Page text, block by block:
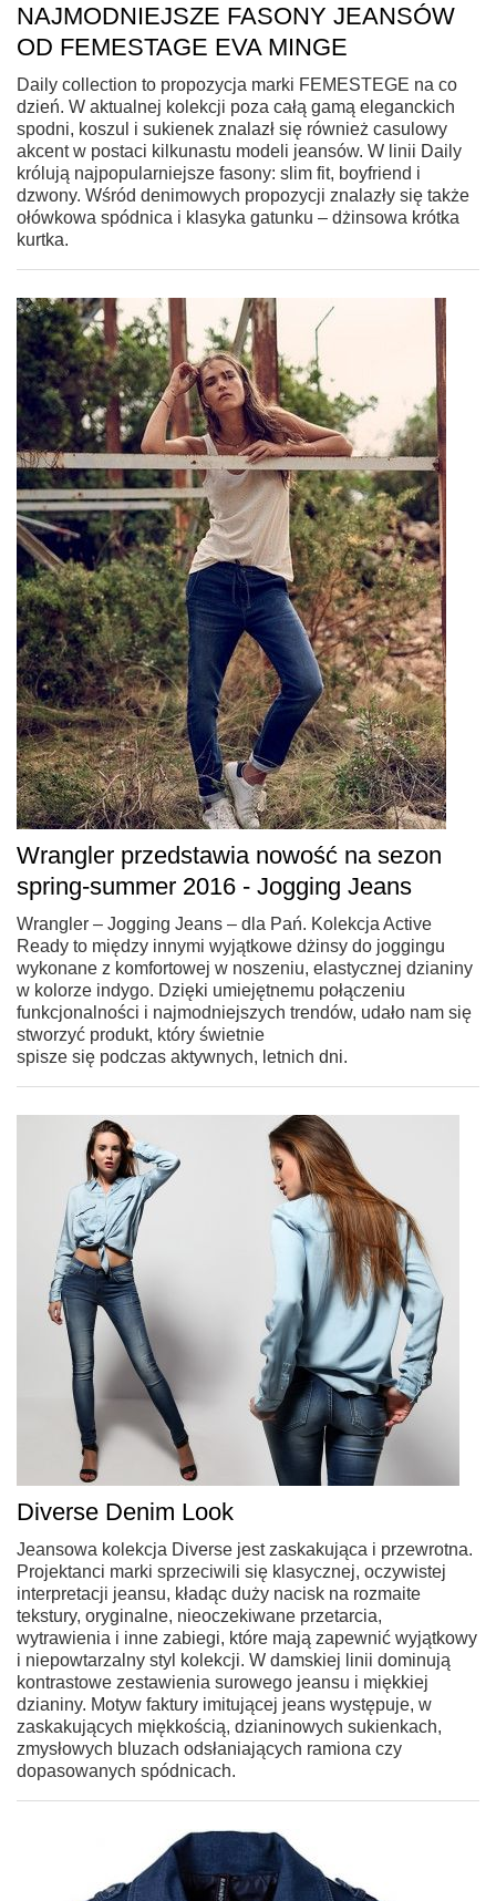
NAJMODNIEJSZE FASONY JEANSÓW
OD FEMESTAGE EVA MINGE
Daily collection to propozycja marki FEMESTEGE na co
dzień. W aktualnej kolekcji poza całą gamą eleganckich
spodni, koszul i sukienek znalazł się również casulowy
akcent w postaci kilkunastu modeli jeansów. W linii Daily
królują najpopularniejsze fasony: slim fit, boyfriend i
dzwony. Wśród denimowych propozycji znalazły się także
ołówkowa spódnica i klasyka gatunku – dżinsowa krótka
kurtka.
Wrangler przedstawia nowość na sezon
spring-summer 2016 - Jogging Jeans
Wrangler – Jogging Jeans – dla Pań. Kolekcja Active
Ready to między innymi wyjątkowe dżinsy do joggingu
wykonane z komfortowej w noszeniu, elastycznej dzianiny
w kolorze indygo. Dzięki umiejętnemu połączeniu
funkcjonalności i najmodniejszych trendów, udało nam się
stworzyć produkt, który świetnie
spisze się podczas aktywnych, letnich dni.
Diverse Denim Look
Jeansowa kolekcja Diverse jest zaskakująca i przewrotna.
Projektanci marki sprzeciwili się klasycznej, oczywistej
interpretacji jeansu, kładąc duży nacisk na rozmaite
tekstury, oryginalne, nieoczekiwane przetarcia,
wytrawienia i inne zabiegi, które mają zapewnić wyjątkowy
i niepowtarzalny styl kolekcji. W damskiej linii dominują
kontrastowe zestawienia surowego jeansu i miękkiej
dzianiny. Motyw faktury imitującej jeans występuje, w
zaskakujących miękkością, dzianinowych sukienkach,
zmysłowych bluzach odsłaniających ramiona czy
dopasowanych spódnicach.